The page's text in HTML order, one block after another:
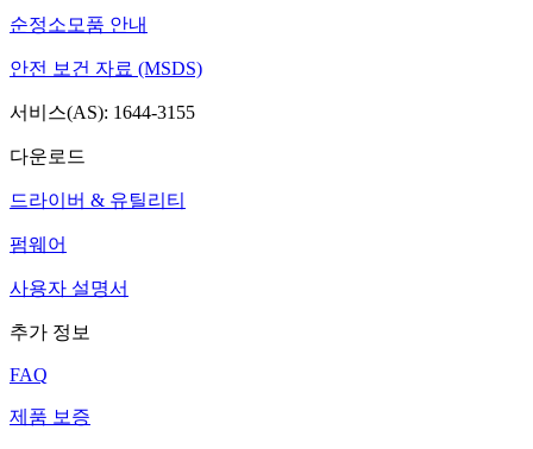
순정소모품 안내
안전 보건 자료 (MSDS)
서비스(AS): 1644-3155
다운로드
드라이버 & 유틸리티
펌웨어
사용자 설명서
추가 정보
FAQ
제품 보증